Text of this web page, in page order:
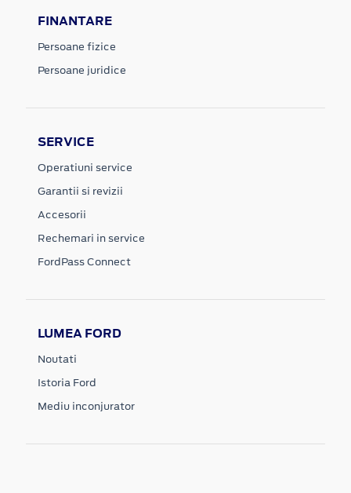
FINANTARE
Persoane fizice
Persoane juridice
SERVICE
Operatiuni service
Garantii si revizii
Accesorii
Rechemari in service
FordPass Connect
LUMEA FORD
Noutati
Istoria Ford
Mediu inconjurator